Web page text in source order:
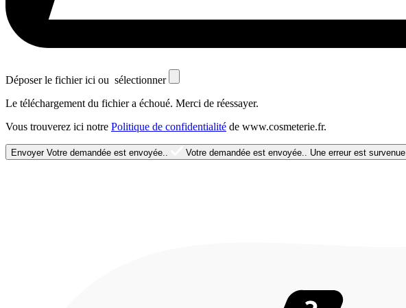
Déposer le fichier ici ou sélectionner
Le téléchargement du fichier a échoué. Merci de réessayer.
Vous trouverez ici notre Politique de confidentialité de www.cosmeterie.fr.
Envoyer Votre demandée est envoyée.. Votre demandée est envoyée.. Une erreur est survenue